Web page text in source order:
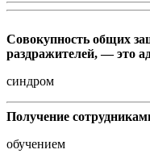
Совокупность общих
раздражителей, — это
синдром
Получение
обучением